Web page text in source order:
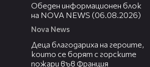
Обеден информационен блок
на NOVA NEWS (06.08.2026)
Nova News
Деца благодариха на героите,
които се борят с горските
пожари във Франция